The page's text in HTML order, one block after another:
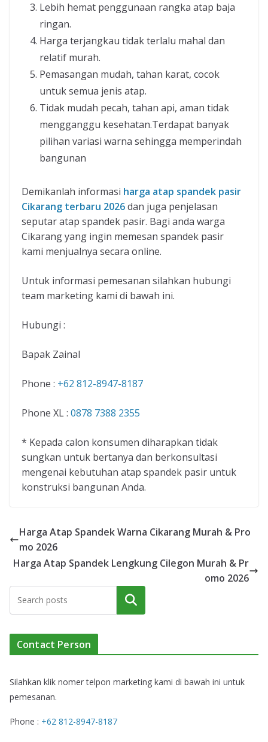
Lebih hemat penggunaan rangka atap baja
ringan.
Harga terjangkau tidak terlalu mahal dan
relatif murah.
Pemasangan mudah, tahan karat, cocok
untuk semua jenis atap.
Tidak mudah pecah, tahan api, aman tidak
mengganggu kesehatan.Terdapat banyak
pilihan variasi warna sehingga memperindah
bangunan
Demikanlah informasi harga atap spandek pasir
Cikarang terbaru 2026dan juga penjelasan
seputar atap spandek pasir. Bagi anda warga
Cikarang yang ingin memesan spandek pasir
kami menjualnya secara online.
Untuk informasi pemesanan silahkan hubungi
team marketing kami di bawah ini.
Hubungi :
Bapak Zainal
Phone : +62 812-8947-8187
Phone XL : 0878 7388 2355
* Kepada calon konsumen diharapkan tidak
sungkan untuk bertanya dan berkonsultasi
mengenai kebutuhan atap spandek pasir untuk
konstruksi bangunan Anda.
Harga Atap Spandek Warna Cikarang Murah & Pro
mo 2026
Harga Atap Spandek Lengkung Cilegon Murah & Pr
omo 2026
Cari
Contact Person
Silahkan klik nomer telpon marketing kami di bawah ini untuk
pemesanan.
Phone : +62 812-8947-8187